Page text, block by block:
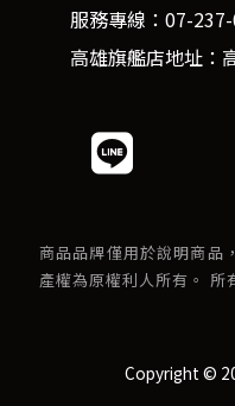
服務專線：07-
高雄旗艦店地址：
商品品牌僅用於說明商品
產權為原權利人所有。 所
Copyright ©